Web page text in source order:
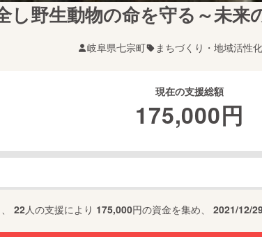
し野生動物の命を守る～未
岐阜県七宗町 まちづくり・地域活性化
現在の支援総額
175,000円
22人の支援により 175,000円の資金を集め、 2021/12/